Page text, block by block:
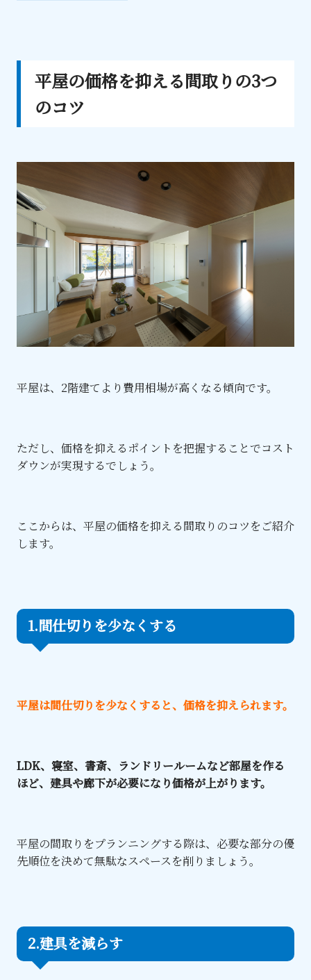
平屋の価格を抑える間取りの3つ
のコツ
平屋は、2階建てより費用相場が高くなる傾向です。
ただし、価格を抑えるポイントを把握することでコスト
ダウンが実現するでしょう。
ここからは、平屋の価格を抑える間取りのコツをご紹介
します。
1.間仕切りを少なくする
平屋は間仕切りを少なくすると、価格を抑えられます。
LDK、寝室、書斎、ランドリールームなど部屋を作る
ほど、建具や廊下が必要になり価格が上がります。
平屋の間取りをプランニングする際は、必要な部分の優
先順位を決めて無駄なスペースを削りましょう。
2.建具を減らす